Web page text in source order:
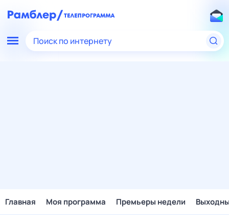
Поиск по интернету
Главная Моя программа Премьеры недели